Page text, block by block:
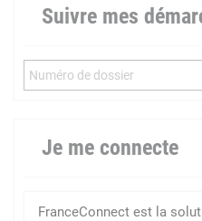
Suivre mes
Je me connecte
FranceConnect est la